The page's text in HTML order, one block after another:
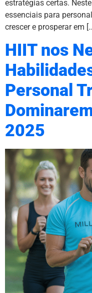
estratégias certas.
essenciais para
crescer e prosperar em
HIIT nos
Personal
2025